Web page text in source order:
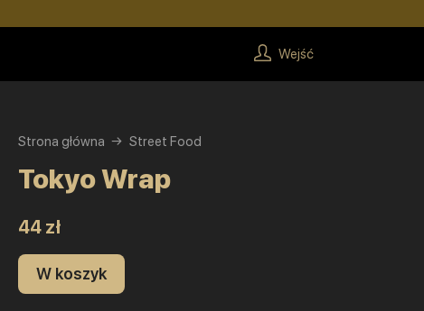
Wejść
Strona główna Street Food
Tokyo Wrap
44 zł
W koszyk